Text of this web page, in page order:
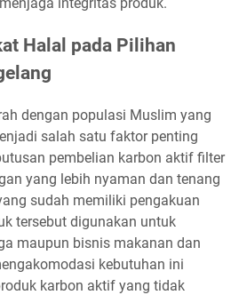
Halal pada Pilihan
dengan populasi Muslim yang
salah satu faktor penting
pembelian karbon aktif filter
yang lebih nyaman dan tenang
sudah memiliki pengakuan
tersebut digunakan untuk
maupun bisnis makanan dan
kebutuhan ini
karbon aktif yang tidak